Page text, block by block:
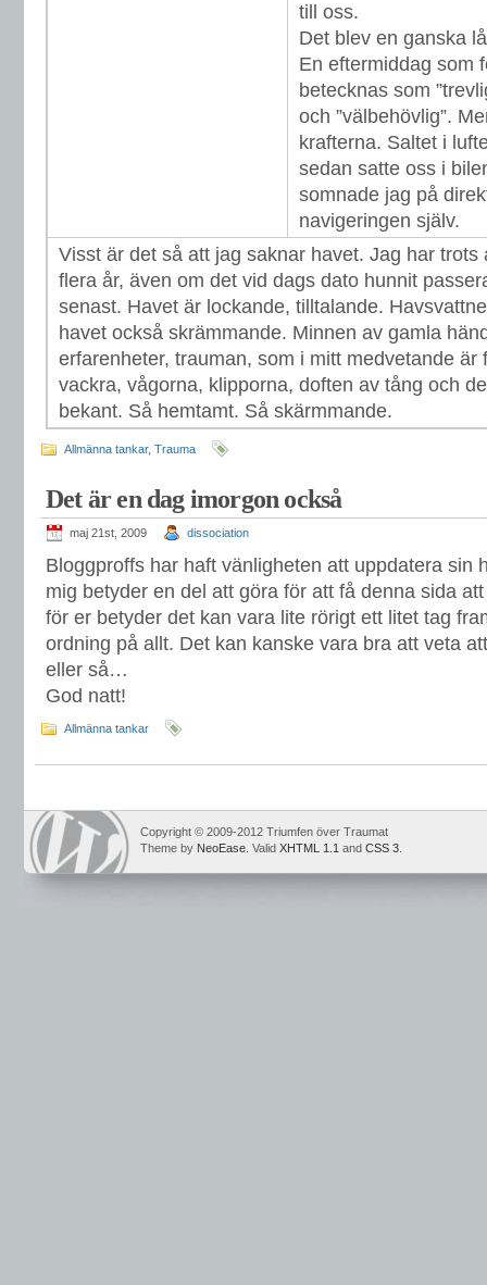
till oss.
Det blev en ganska
En eftermiddag som
betecknas som
och ”välbehövlig”.
krafterna. Saltet i
sedan satte oss i
somnade jag på
navigeringen själv.
Visst är det så att jag saknar havet. Jag har trots
flera år, även om det vid dags dato hunnit
senast. Havet är lockande, tilltalande.
havet också skrämmande. Minnen av gamla
erfarenheter, trauman, som i mitt medvetande är
vackra, vågorna, klipporna, doften av tång och
bekant. Så hemtamt. Så skärmmande.
Allmänna tankar, Trauma
Det är en dag imorgon också
maj 21st, 2009 dissociation
Bloggproffs har haft vänligheten att uppdatera sin
mig betyder en del att göra för att få denna sida
för er betyder det kan vara lite rörigt ett litet tag
ordning på allt. Det kan kanske vara bra att veta
eller så…
God natt!
Allmänna tankar
Copyright © 2009-2012 Triumfen över Traumat
Theme by NeoEase . Valid XHTML 1.1 and CSS 3